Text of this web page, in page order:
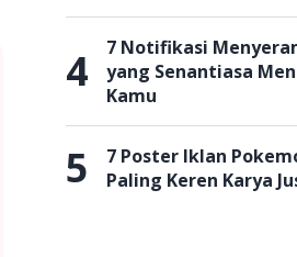
4
7 Notifikasi
yang Senantiasa
Kamu
5
7 Poster Iklan
Paling Keren Karya